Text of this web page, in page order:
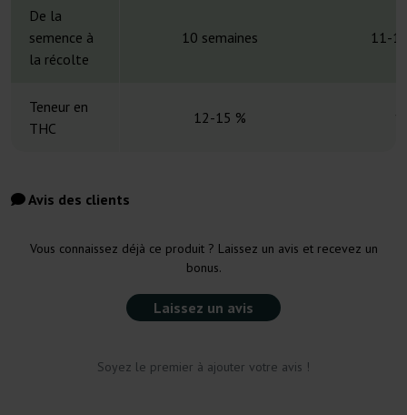
De la
semence à
la récolte
10 semaines 11-
Teneur en
THC
12-15 %
Avis des clients
Vous connaissez déjà ce produit ? Laissez un avis et recevez un
bonus.
Laissez un avis
Soyez le premier à ajouter votre avis !